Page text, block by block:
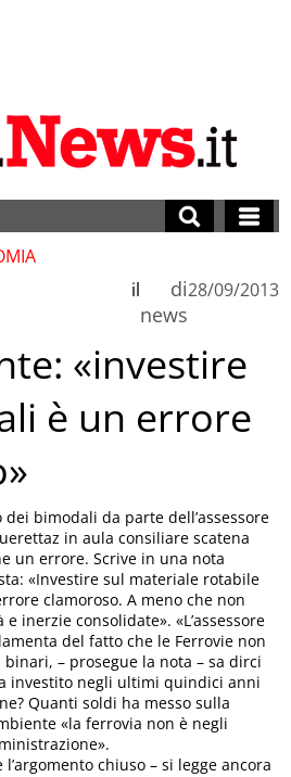
di
news
il 28/09/2013
«investire
è un errore
dei bimodali da parte dell’assessore
in aula consiliare scatena
un errore. Scrive in una nota
«Investire sul materiale rotabile
clamoroso. A meno che non
inerzie consolidate». «L’assessore
del fatto che le Ferrovie non
– prosegue la nota – sa dirci
investito negli ultimi quindici anni
Quanti soldi ha messo sulla
«la ferrovia non è negli
chiuso – si legge ancora